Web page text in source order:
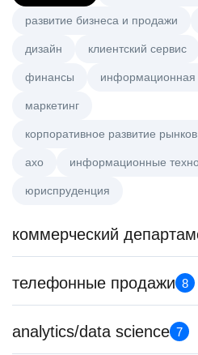
развитие бизнеса и продажи
дизайн клиентский сервис
финансы информационная
маркетинг
корпоративное развитие
axo информационные
юриспруденция
коммерческий
Key Account Manager (EdTech)
HeadHunter::Коммерческий
150000 ₽
телефонные продажи 8
Менеджер по привлечению
HeadHunter::Телефонные
analytics/data science 7